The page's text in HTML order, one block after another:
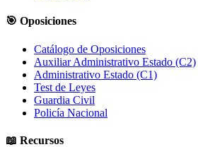
🎯 Oposiciones
Catálogo de Oposiciones
Auxiliar Administrativo Estado (C2)
Administrativo Estado (C1)
Test de Leyes
Guardia Civil
Policía Nacional
📖 Recursos